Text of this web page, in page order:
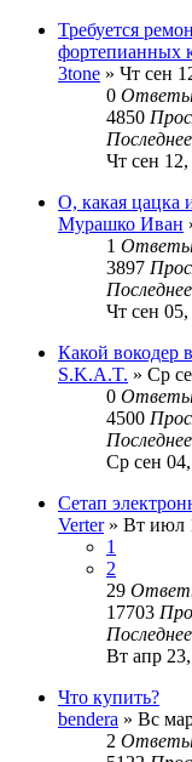
Требуется
фортепианных
3tone » Чт сен
0
4850
Чт сен
О, какая цацка
Мурашко Иван
1
3897
Чт сен
Какой вокодер
S.K.A.T. » Ср
0
4500
Ср сен
Сетап
Verter» Вт июл
1
2
29
17703
Вт апр
Что купить?
bendera » Вс
2